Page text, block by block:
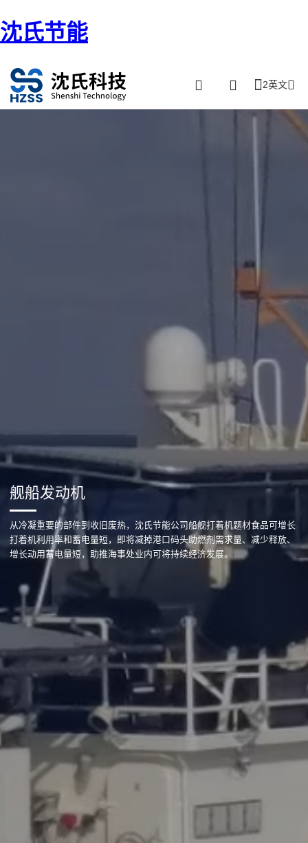
沈氏节能
2英文
舰船发动机
从冷凝重要的部件到收旧废热，沈氏节能公司船舰打着机题材食品可增长
打着机利用率和蓄电量短，即将减掉港口码头助燃剂需求量、减少释放、
增长动用蓄电量短，助推海事处业内可将持续经济发展。